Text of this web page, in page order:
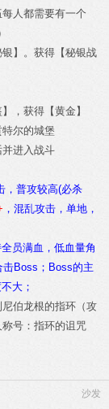
人都需要有一个
】。获得【秘银战
，获得【黄金】
尔的城堡
进入战斗
，普攻较高(必杀
，混乱攻击，单地，
员满血，低血量角
Boss；Boss的主
大；
伯龙根的指环（攻
号：指环的诅咒
沙发